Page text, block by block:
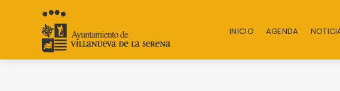
INICIO AGENDA